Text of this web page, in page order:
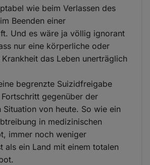
wie beim Verlassen des
Beenden einer
Und es wäre ja völlig ignorant
nur eine körperliche oder
das Leben unerträglich
begrenzte Suizidfreigabe
gegenüber der
Situation von heute. So wie ein
in medizinischen
immer noch weniger
als ein Land mit einem totalen